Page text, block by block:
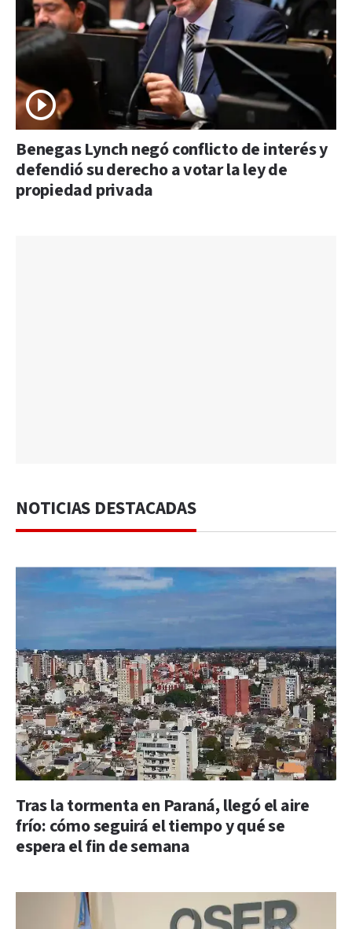
Benegas Lynch negó conflicto de interés y
defendió su derecho a votar la ley de
propiedad privada
NOTICIAS DESTACADAS
Tras la tormenta en Paraná, llegó el aire
frío: cómo seguirá el tiempo y qué se
espera el fin de semana